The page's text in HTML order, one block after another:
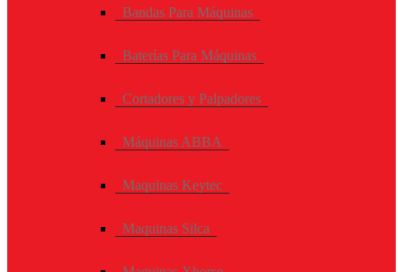
Bandas Para Máquinas
Baterías Para Máquinas
Cortadores y Palpadores
Máquinas ABBA
Maquinas Keytec
Maquinas Silca